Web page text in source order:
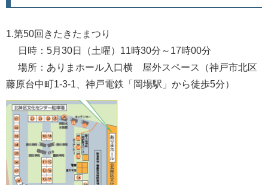
1.第50回きたきたまつり
日時：5月30日（土曜）11時30分～17時00分
場所：ありまホール入口横 屋外スペース（神戸市北区
藤原台中町1-3-1、神戸電鉄「岡場駅」から徒歩5分）